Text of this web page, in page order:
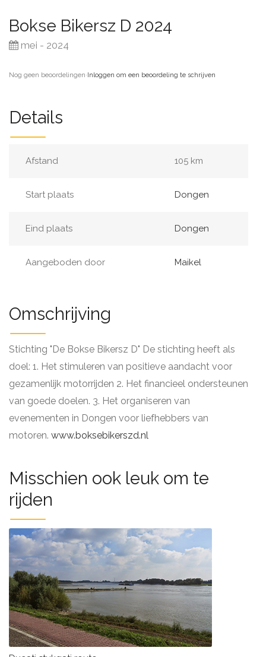
Bokse Bikersz D 2024
mei - 2024
Nog geen beoordelingen·Inloggen om een beoordeling te schrijven
Details
Afstand 105 km
Start plaats Dongen
Eind plaats Dongen
Aangeboden door Maikel
Omschrijving
Stichting "De Bokse Bikersz D" De stichting heeft als
doel: 1. Het stimuleren van positieve aandacht voor
gezamenlijk motorrijden 2. Het financieel ondersteunen
van goede doelen. 3. Het organiseren van
evenementen in Dongen voor liefhebbers van
motoren. www.boksebikerszd.nl
Misschien ook leuk om te
rijden